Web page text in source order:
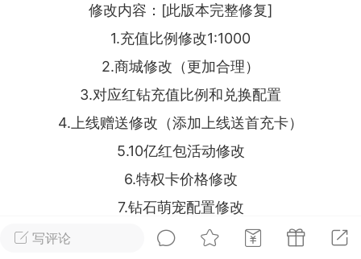
实时动态 直播
极品会员 靓号
黑凤梨
电脑端 外挂制作
该内容只允许登录的用户查看
写评论
修改内容：[此版本完整修复]
1.充值比例修改1:1000
2.商城修改（更加合理）
3.对应红钻充值比例和兑换配置
4.上线赠送修改（添加上线送首充卡）
5.10亿红包活动修改
6.特权卡价格修改
7.钻石萌宠配置修改
8.抢红包数量